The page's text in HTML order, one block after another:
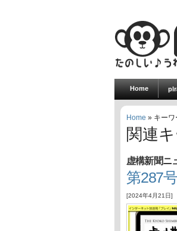
Home
Home » キーワ
関連
虚構新聞ニ
第287
[2024年4月21日]